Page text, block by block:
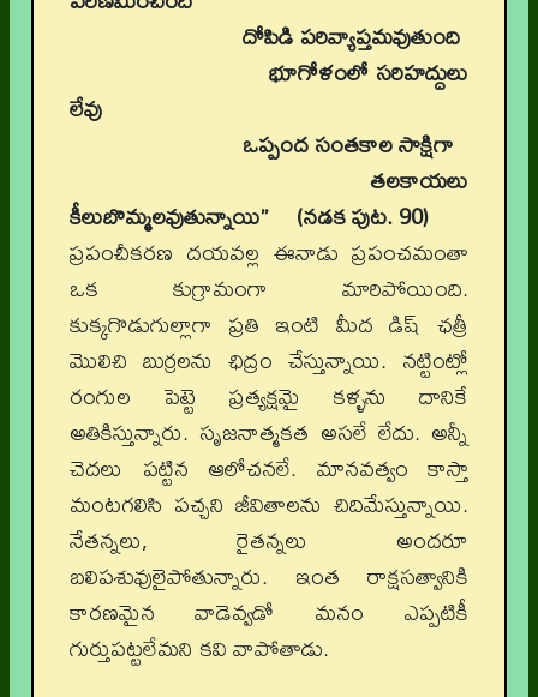
దోపిడి పరివ్యాప్తమవుతుంది
భూగోళంలో సరిహద్దులు
లేవు
ఒప్పంద సంతకాల సాక్షిగా
తలకాయలు
కీలుబొమ్మలవుతున్నాయి’’ (నడక పుట. 90)
ప్రపంచీకరణ దయవల్ల ఈనాడు ప్రపంచమంతా
ఒక కుగ్రామంగా మారిపోయింది.
కుక్కగొడుగుల్లాగా ప్రతి ఇంటి మీద డిష్‌ ఛత్రీ
మొలిచి బుర్రలను ఛిద్రం చేస్తున్నాయి. నట్టింట్లో
రంగుల పెట్టె ప్రత్యక్షమై కళ్ళను దానికే
అతికిస్తున్నారు. సృజనాత్మకత అసలే లేదు. అన్నీ
చెదలు పట్టిన ఆలోచనలే. మానవత్వం కాస్తా
మంటగలిసి పచ్చని జీవితాలను చిదిమేస్తున్నాయి.
నేతన్నలు, రైతన్నలు అందరూ
బలిపశువులైపోతున్నారు. ఇంత రాక్షసత్వానికి
కారణమైన వాడెవ్వడో మనం ఎప్పటికీ
గుర్తుపట్టలేమని కవి వాపోతాడు.